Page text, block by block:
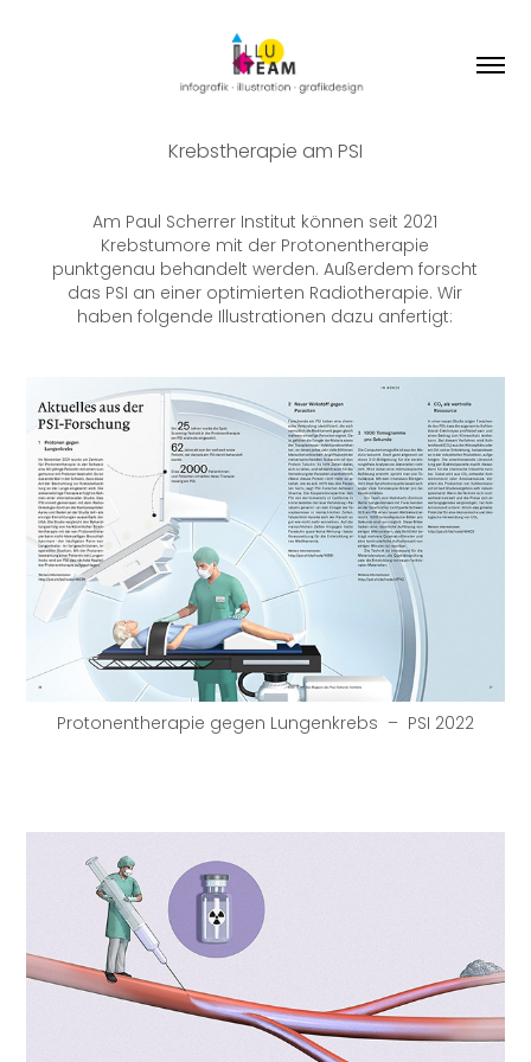
Krebstherapie am PSI
Am Paul Scherrer Institut können seit 2021
Krebstumore mit der Protonentherapie
punktgenau behandelt werden. Außerdem forscht
das PSI an einer optimierten Radiotherapie. Wir
haben folgende Illustrationen dazu anfertigt:
Protonentherapie gegen Lungenkrebs – PSI 2022